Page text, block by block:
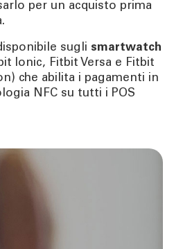
per un acquisto prima
sugli smartwatch
Ionic, Fitbit Versa e Fitbit
) che abilita i pagamenti in
NFC su tutti i POS